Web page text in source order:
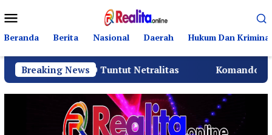
ke
kontenMobile
Beranda Berita Nasional Daerah Hukum Dan Kriminal
Breaking News
BPD Tuntut Netralitas Komando Angkatan Laut